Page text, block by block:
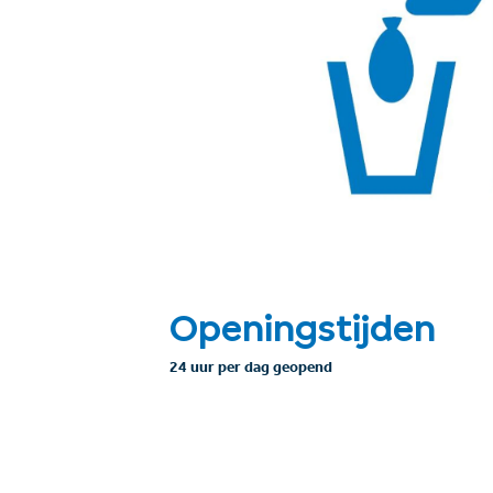
Openingstijden
24 uur per dag geopend